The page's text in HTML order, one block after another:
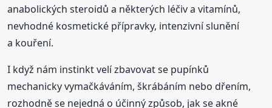
anabolických steroidů a některých léčiv a vitamínů,
nevhodné kosmetické přípravky, intenzivní slunění
a kouření.
I když nám instinkt velí zbavovat se pupínků
mechanicky vymačkáváním, škrábáním nebo dřením,
rozhodně se nejedná o účinný způsob, jak se akné